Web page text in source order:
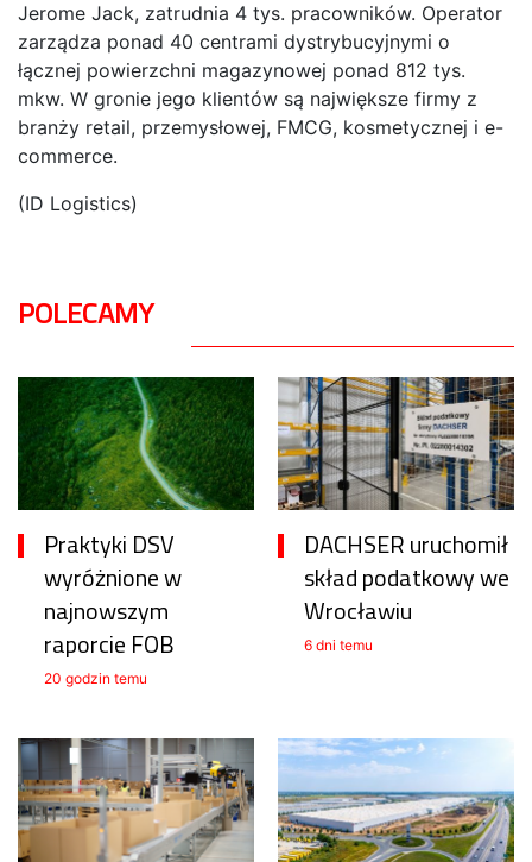
Jerome Jack, zatrudnia 4 tys. pracowników. Operator
zarządza ponad 40 centrami dystrybucyjnymi o
łącznej powierzchni magazynowej ponad 812 tys.
mkw. W gronie jego klientów są największe firmy z
branży retail, przemysłowej, FMCG, kosmetycznej i e-
commerce.
(ID Logistics)
POLECAMY
Praktyki DSV
wyróżnione w
najnowszym
raporcie FOB
20 godzin temu
DACHSER uruchomił
skład podatkowy we
Wrocławiu
6 dni temu